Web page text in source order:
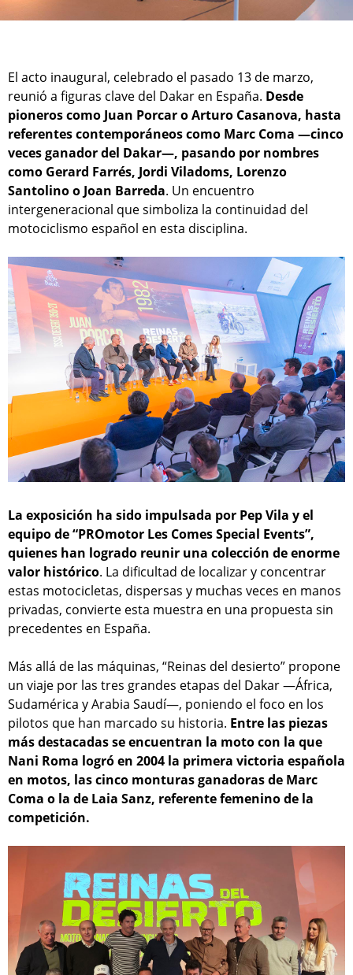
El acto inaugural, celebrado el pasado 13 de marzo,
reunió a figuras clave del Dakar en España. Desde
pioneros como Juan Porcar o Arturo Casanova, hasta
referentes contemporáneos como Marc Coma —cinco
veces ganador del Dakar—, pasando por nombres
como Gerard Farrés, Jordi Viladoms, Lorenzo
Santolino o Joan Barreda. Un encuentro
intergeneracional que simboliza la continuidad del
motociclismo español en esta disciplina.
La exposición ha sido impulsada por Pep Vila y el
equipo de “PROmotor Les Comes Special Events”,
quienes han logrado reunir una colección de enorme
valor histórico. La dificultad de localizar y concentrar
estas motocicletas, dispersas y muchas veces en manos
privadas, convierte esta muestra en una propuesta sin
precedentes en España.
Más allá de las máquinas, “Reinas del desierto” propone
un viaje por las tres grandes etapas del Dakar —África,
Sudamérica y Arabia Saudí—, poniendo el foco en los
pilotos que han marcado su historia. Entre las piezas
más destacadas se encuentran la moto con la que
Nani Roma logró en 2004 la primera victoria española
en motos, las cinco monturas ganadoras de Marc
Coma o la de Laia Sanz, referente femenino de la
competición.